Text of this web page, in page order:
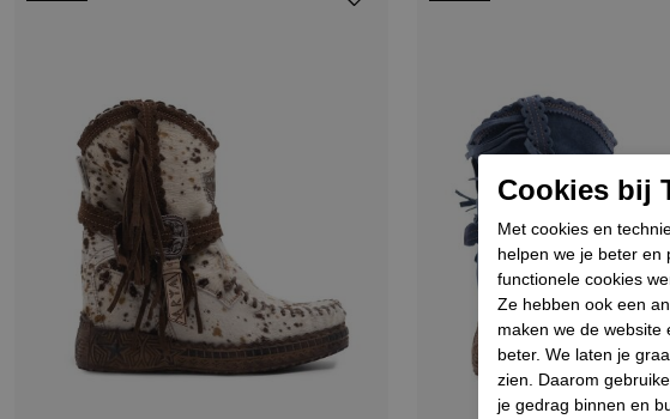
Cookies bij
Met cookies en
helpen we je beter en
functionele cookies
Ze hebben ook een
maken we de website
beter. We laten je
zien. Daarom
je gedrag binnen en